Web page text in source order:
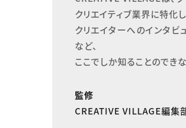
クリエイティブ業界に特化
クリエイターへのインタビ
など、
ここでしか知ることのでき
監修
CREATIVE VILLAGE編集